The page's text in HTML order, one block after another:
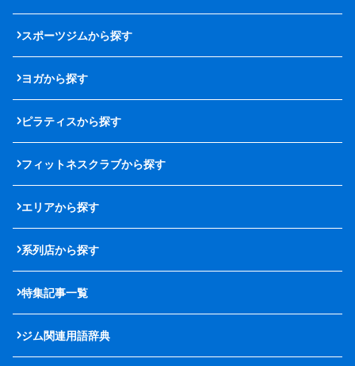
スポーツジムから探す
ヨガから探す
ピラティスから探す
フィットネスクラブから探す
エリアから探す
系列店から探す
特集記事一覧
ジム関連用語辞典